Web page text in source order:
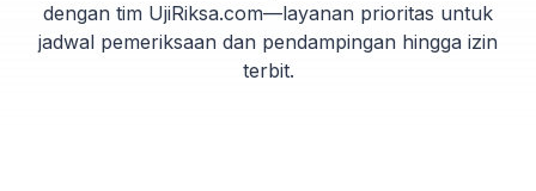
dengan tim UjiRiksa.com—layanan prioritas untuk
jadwal pemeriksaan dan pendampingan hingga izin
terbit.